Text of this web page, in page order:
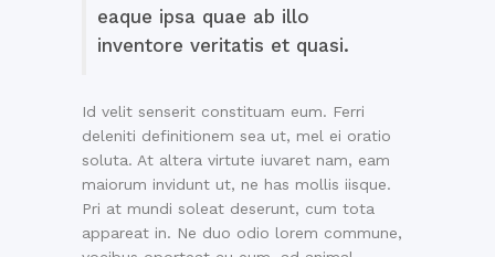
eaque ipsa quae ab illo
inventore veritatis et quasi.
Id velit senserit constituam eum. Ferri
deleniti definitionem sea ut, mel ei oratio
soluta. At altera virtute iuvaret nam, eam
maiorum invidunt ut, ne has mollis iisque.
Pri at mundi soleat deserunt, cum tota
appareat in. Ne duo odio lorem commune,